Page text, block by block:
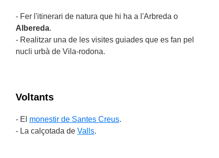
- Fer l'itinerari de natura que hi ha a l'Arbreda o
Albereda.
- Realitzar una de les visites guiades que es fan pel
nucli urbà de Vila-rodona.
Voltants
- El monestir de Santes Creus.
- La calçotada de Valls.